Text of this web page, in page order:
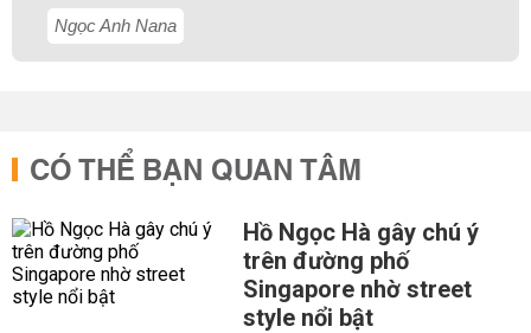
Ngọc Anh Nana
CÓ THỂ BẠN QUAN TÂM
Hồ Ngọc Hà gây chú ý
trên đường phố
Singapore nhờ street
style nổi bật